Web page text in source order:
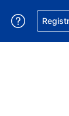
Valuta
la tua
Ricevi